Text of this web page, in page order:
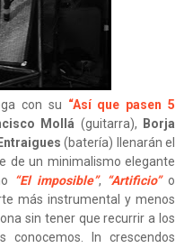
con su “Así que pasen 5
Mollá (guitarra),
Borja
(batería) llenarán el
de un minimalismo elegante
“El imposible”, “Artificio”o
más instrumental y menos
sin tener que recurrir a los
conocemos. In crescendos